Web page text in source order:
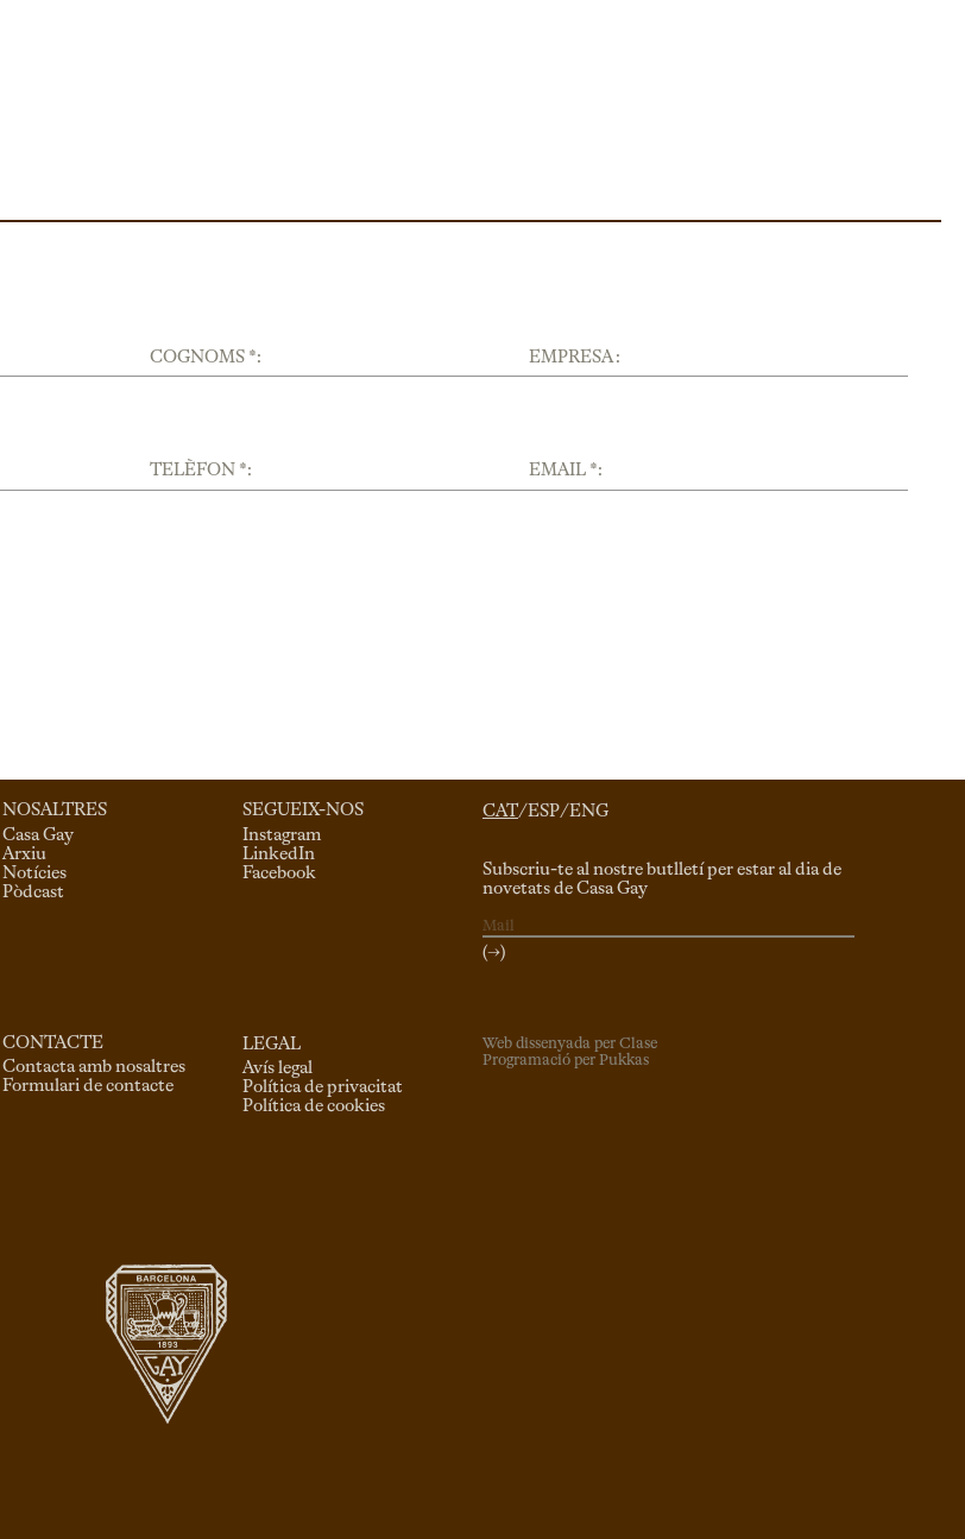
COGNOMS *: EMPRESA :
TELÈFON *: EMAIL *:
NOSALTRES
Casa Gay
Arxiu
Notícies
Pòdcast
CONTACTE
Contacta amb nosaltres
Formulari de contacte
SEGUEIX-NOS
Instagram
LinkedIn
Facebook
LEGAL
Avís legal
Política de privacitat
Política de cookies
CAT/ESP/ENG
Subscriu-te al nostre butlletí per estar al dia de
novetats de Casa Gay
(→)
Web dissenyada per Clase
Programació per Pukkas